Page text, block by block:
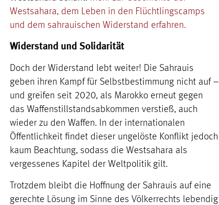
Westsahara, dem Leben in den Flüchtlingscamps
und dem sahrauischen Widerstand erfahren.
Widerstand und Solidarität
Doch der Widerstand lebt weiter! Die Sahrauis
geben ihren Kampf für Selbstbestimmung nicht auf –
und greifen seit 2020, als Marokko erneut gegen
das Waffenstillstandsabkommen verstieß, auch
wieder zu den Waffen. In der internationalen
Öffentlichkeit findet dieser ungelöste Konflikt jedoch
kaum Beachtung, sodass die Westsahara als
vergessenes Kapitel der Weltpolitik gilt.
Trotzdem bleibt die Hoffnung der Sahrauis auf eine
gerechte Lösung im Sinne des Völkerrechts lebendig